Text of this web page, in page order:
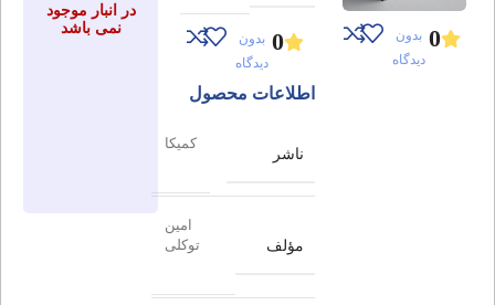
0 بدون
دیدگاه
0 بدون
دیدگاه
اطلاعات محصول
ناشر
کمیکا
مؤلف
امین
توکلی
در انبار موجود
نمی باشد